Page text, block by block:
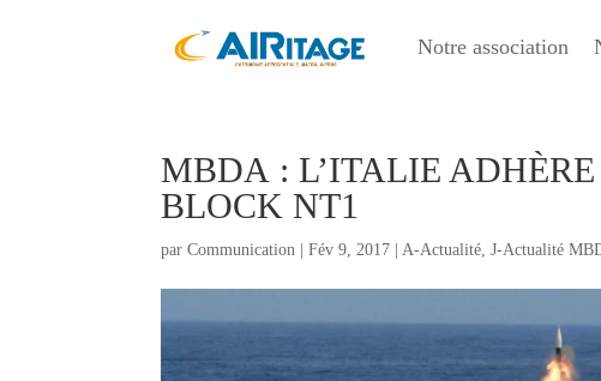
Notre association
MBDA : L’ITALIE
BLOCK NT1
parCommunication |Fév 9, 2017 |A-Actualité,J-Actualité